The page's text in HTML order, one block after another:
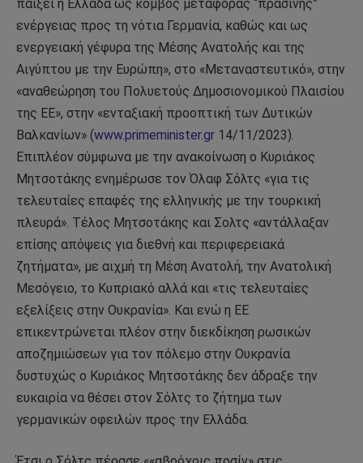
παίξει η Ελλάδα ως κόμβος μεταφοράς “πράσινης”
ενέργειας προς τη νότια Γερμανία, καθώς και ως
ενεργειακή γέφυρα της Μέσης Ανατολής και της
Αιγύπτου με την Ευρώπη», στο «Μεταναστευτικό», στην
«αναθεώρηση του Πολυετούς Δημοσιονομικού Πλαισίου
της ΕΕ», στην «ενταξιακή προοπτική των Δυτικών
Βαλκανίων» (www.primeminister.gr 14/11/2023).
Επιπλέον σύμφωνα με την ανακοίνωση ο Κυριάκος
Μητσοτάκης ενημέρωσε τον Όλαφ Σόλτς «για τις
τελευταίες επαφές της ελληνικής με την τουρκική
πλευρά». Τέλος Μητσοτάκης και Σολτς «αντάλλαξαν
επίσης απόψεις για διεθνή και περιφερειακά
ζητήματα», με αιχμή τη Μέση Ανατολή, την Ανατολική
Μεσόγειο, το Κυπριακό αλλά και «τις τελευταίες
εξελίξεις στην Ουκρανία». Και ενώ η ΕΕ
επικεντρώνεται πλέον στην διεκδίκηση ρωσικών
αποζημιώσεων για τον πόλεμο στην Ουκρανία
δυστυχώς ο Κυριάκος Μητσοτάκης δεν άδραξε την
ευκαιρία να θέσει στον Σόλτς το ζήτημα των
γερμανικών οφειλών προς την Ελλάδα.